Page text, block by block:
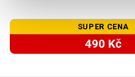
SUPER CENA
490 Kč